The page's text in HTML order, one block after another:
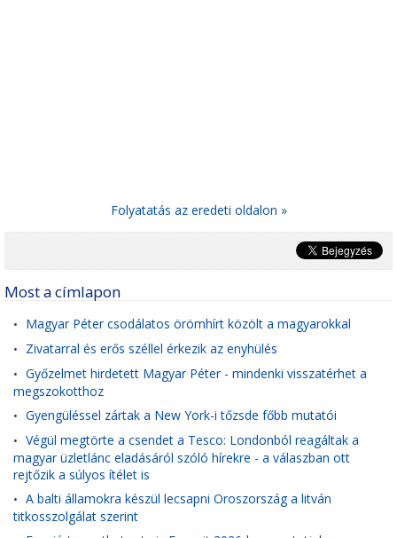
Folyatatás az eredeti oldalon »
Most a címlapon
• Magyar Péter csodálatos örömhírt közölt a magyarokkal
• Zivatarral és erős széllel érkezik az enyhülés
• Győzelmet hirdetett Magyar Péter - mindenki visszatérhet a
megszokotthoz
• Gyengüléssel zártak a New York-i tőzsde főbb mutatói
• Végül megtörte a csendet a Tesco: Londonból reagáltak a
magyar üzletlánc eladásáról szóló hírekre - a válaszban ott
rejtőzik a súlyos ítélet is
• A balti államokra készül lecsapni Oroszország a litván
titkosszolgálat szerint